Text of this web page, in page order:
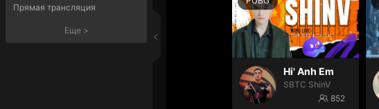
Прямая трансляция
Еще>
Hi' Anh Em
SBTC ShinV
852